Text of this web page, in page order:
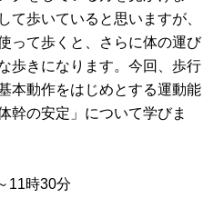
て歩いていると思いますが、
って歩くと、さらに体の運び
歩きになります。今回、歩行
本動作をはじめとする運動能
幹の安定」について学びま
11時30分